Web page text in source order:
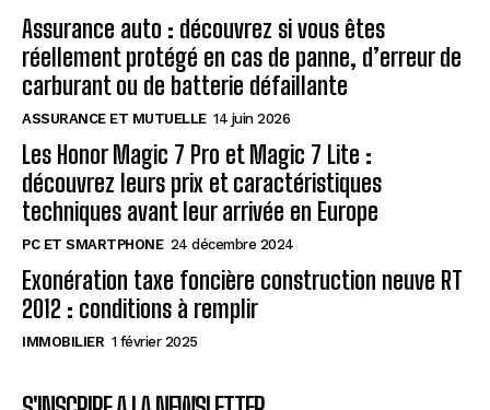
Assurance auto : découvrez si vous êtes
réellement protégé en cas de panne, d’erreur de
carburant ou de batterie défaillante
ASSURANCE ET MUTUELLE 14 juin 2026
Les Honor Magic 7 Pro et Magic 7 Lite :
découvrez leurs prix et caractéristiques
techniques avant leur arrivée en Europe
PC ET SMARTPHONE 24 décembre 2024
Exonération taxe foncière construction neuve RT
2012 : conditions à remplir
IMMOBILIER 1 février 2025